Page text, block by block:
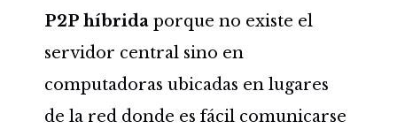
P2P híbridaporque no existe el
servidor central sino en
computadoras ubicadas en lugares
de la red donde es fácil comunicarse